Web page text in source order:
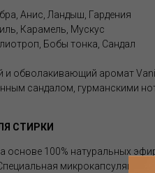
Анис, Ландыш, Гардения
Карамель, Мускус
Бобы тонка, Сандал
и обволакивающий аромат
сандалом, гурманскими
СТИРКИ
основе 100% натуральных
микрокапсуляция